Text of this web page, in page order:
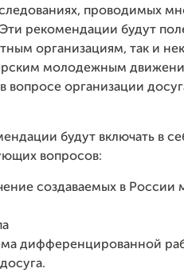
проводимых
рекомендации будут
организациям, так и
молодежным
организации
будут включать в
вопросов:
создаваемых в
дифференцированной